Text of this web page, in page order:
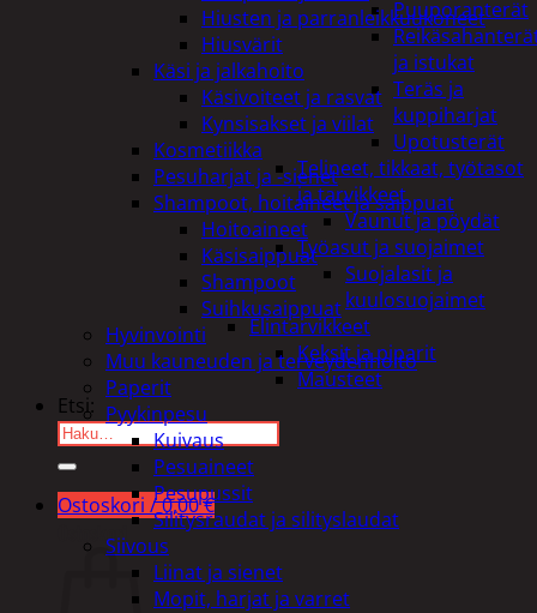
Puuporanterät
ja istukat
Teräs ja
kuppiharjat
Upotusterät
Telineet, tikkaat, työtasot
ja tarvikkeet
Vaunut ja pöydät
Työasut ja suojaimet
Suojalasit ja
kuulosuojaimet
Elintarvikkeet
Keksit ja piparit
Mausteet
Etsi:
Ostoskori /0,00€
Ostoskori
Hiusten ja parranleikkuukoneet
Hiusvärit
Käsi ja jalkahoito
Käsivoiteet ja rasvat
Kynsisakset ja viilat
Kosmetiikka
Pesuharjat ja -sienet
Shampoot, hoitaineet ja saippuat
Hoitoaineet
Käsisaippuat
Shampoot
Suihkusaippuat
Hyvinvointi
Muu kauneuden ja terveydenhoito
Paperit
Pyykinpesu
Kuivaus
Pesuaineet
Pesupussit
Silitysraudat ja silityslaudat
Siivous
Liinat ja sienet
Mopit, harjat ja varret